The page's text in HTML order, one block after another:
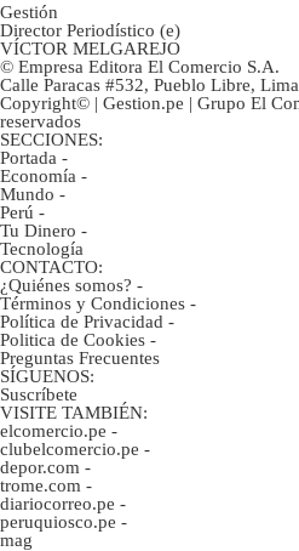
Gestión
Director Periodístico (e)
VÍCTOR MELGAREJO
© Empresa Editora El Comercio S.A.
Calle Paracas #532, Pueblo Libre,
Copyright© | Gestion.pe | Grupo El
reservados
SECCIONES:
Portada -
Economía -
Mundo -
Perú -
Tu Dinero -
Tecnología
CONTACTO:
¿Quiénes somos? -
Términos y Condiciones -
Política de Privacidad -
Politica de Cookies -
Preguntas Frecuentes
SÍGUENOS:
Suscríbete
VISITE TAMBIÉN:
elcomercio.pe -
clubelcomercio.pe -
depor.com -
trome.com -
diariocorreo.pe -
peruquiosco.pe -
mag